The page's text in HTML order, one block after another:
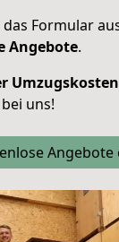
das Formular
Angebote.
uns!
Angebote